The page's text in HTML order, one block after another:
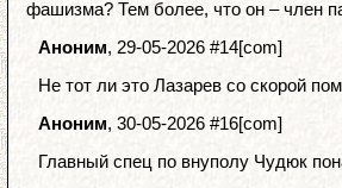
фашизма? Тем более, что он – член
Аноним, 29-05-2026 #14[com]
Не тот ли это Лазарев со скорой
Аноним, 30-05-2026 #16[com]
Главный спец по внуполу Чудюк